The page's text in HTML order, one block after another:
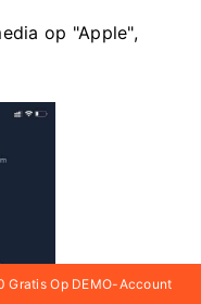
op "Apple",
Gratis Op DEMO-Account